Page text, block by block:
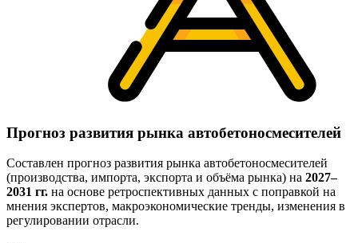
Прогноз развития рынка автобетоносмесителей
Составлен прогноз развития рынка автобетоносмесителей
(производства, импорта, экспорта и объёма рынка) на 2027–
2031 гг. на основе ретроспективных данных с поправкой на
мнения экспертов, макроэкономические тренды, изменения в
регулировании отрасли.